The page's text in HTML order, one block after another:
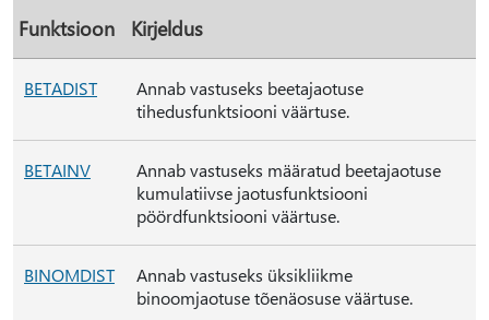
Funktsioon Kirjeldus
BETADIST
Annab vastuseks beetajaotuse
tihedusfunktsiooni väärtuse.
BETAINV
Annab vastuseks määratud beetajaotuse
kumulatiivse jaotusfunktsiooni
pöördfunktsiooni väärtuse.
BINOMDIST
Annab vastuseks üksikliikme
binoomjaotuse tõenäosuse väärtuse.